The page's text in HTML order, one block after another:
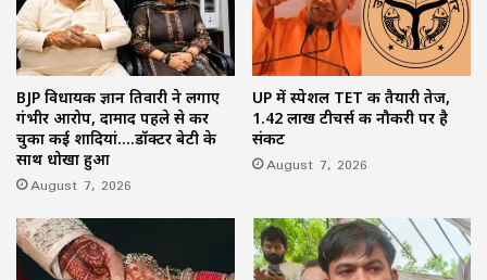
BJP विधायक ज्ञान तिवारी ने लगाए
गंभीर आरोप, दामाद पहले से कर
चुका कई शादियां….डॉक्टर बेटी के
साथ धोखा हुआ
August 7, 2026
UP में स्पेशल TET की तैयारी तेज,
1.42 लाख टीचर्स की नौकरी पर है
संकट
August 7, 2026